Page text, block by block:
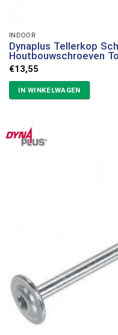
INDOOR
Dynaplus Tellerkop
Houtbouwschroeven
€13,55
IN WINKELWAGEN